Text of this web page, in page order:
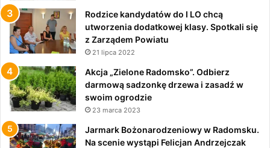
Rodzice kandydatów do I LO chcą
utworzenia dodatkowej klasy. Spotkali się
z Zarządem Powiatu
21 lipca 2022
Akcja „Zielone Radomsko”. Odbierz
darmową sadzonkę drzewa i zasadź w
swoim ogrodzie
23 marca 2023
Jarmark Bożonarodzeniowy w Radomsku.
Na scenie wystąpi Felicjan Andrzejczak